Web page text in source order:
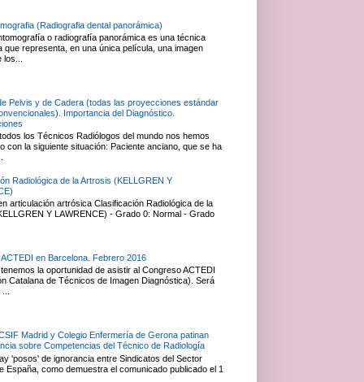
(Radiografia dental panorámica)
o radiografía panorámica es una técnica
que representa, en una única película, una imagen
Pelvis y de Cadera (todas las proyecciones estándar
Importancia del Diagnóstico.
los Técnicos Radiólogos del mundo nos hemos
con la siguiente situación: Paciente anciano, que se ha
Radiológica de la Artrosis (KELLGREN Y
articulación artrósica Clasificación Radiológica de la
Y LAWRENCE) - Grado 0: Normal - Grado
en Barcelona. Febrero 2016
la oportunidad de asistir al Congreso ACTEDI
Catalana de Técnicos de Imagen Diagnóstica). Será
Madrid y Colegio Enfermería de Gerona patinan
sobre Competencias del Técnico de Radiología
'posos' de ignorancia entre Sindicatos del Sector
España, como demuestra el comunicado publicado el 1